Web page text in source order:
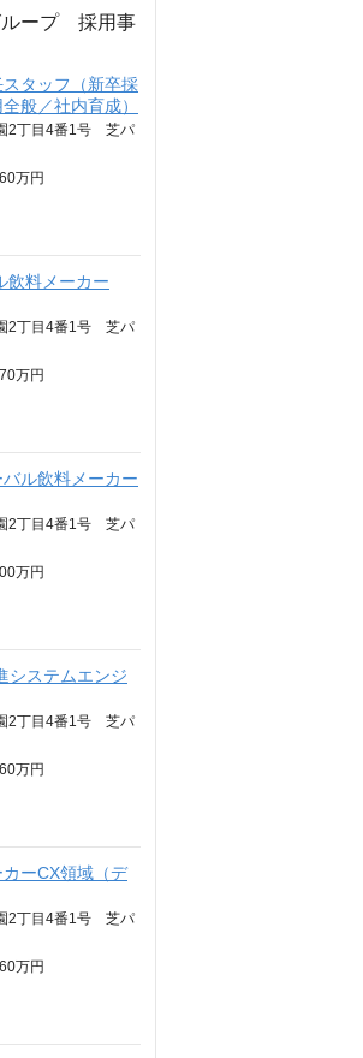
ループ 採用事
タッフ（新卒採
般／社内育成）
2丁目4番1号 芝パ
万円
飲料メーカー
2丁目4番1号 芝パ
万円
バル飲料メーカー
2丁目4番1号 芝パ
万円
システムエンジ
2丁目4番1号 芝パ
万円
カーCX領域（デ
2丁目4番1号 芝パ
万円